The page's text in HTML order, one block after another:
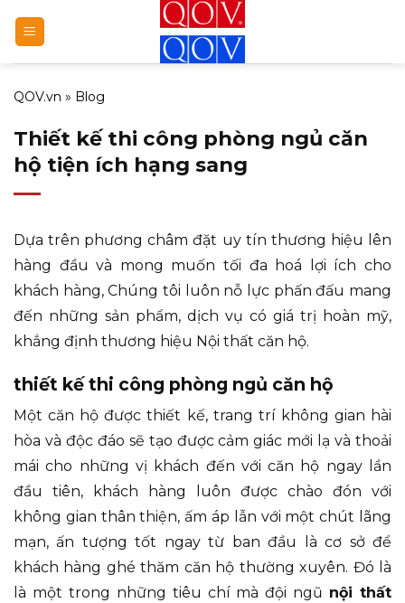
qua
nội
dung
QOV.vn » Blog
Thiết kế thi công phòng ngủ căn
hộ tiện ích hạng sang
Dựa trên phương châm đặt uy tín thương hiệu lên
hàng đầu và mong muốn tối đa hoá lợi ích cho
khách hàng, Chúng tôi luôn nỗ lực phấn đấu mang
đến những sản phẩm, dịch vụ có giá trị hoàn mỹ,
khẳng định thương hiệu Nội thất căn hộ.
thiết kế thi công phòng ngủ căn hộ
Một căn hộ được thiết kế, trang trí không gian hài
hòa và độc đáo sẽ tạo được cảm giác mới lạ và thoải
mái cho những vị khách đến với căn hộ ngay lần
đầu tiên, khách hàng luôn được chào đón với
không gian thân thiện, ấm áp lẫn với một chút lãng
mạn, ấn tượng tốt ngay từ ban đầu là cơ sở để
khách hàng ghé thăm căn hộ thường xuyên. Đó là
là một trong những tiêu chí mà đội ngũ nội thất